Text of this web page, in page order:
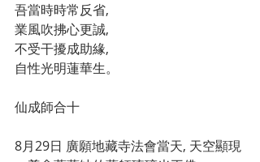
吾當時時常反省,
業風吹拂心更誠,
不受干擾成助緣,
自性光明蓮華生。
仙成師合十
8月29日 廣願地藏寺法會當天, 天空顯現